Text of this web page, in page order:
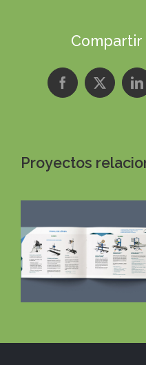
Compartir
Facebook
X
Proyectos
Cosihome